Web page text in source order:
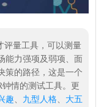
评量工具，可以测量
能力强项及弱项、面
策的路径，这是一个
情的测试工具。更
趣 、 九型人格、 大五